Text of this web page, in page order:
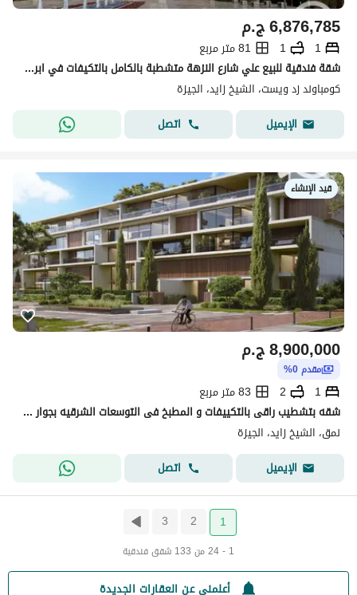
ج.م6,876,785
1
1
81 متر مربع
شقة فندقية للبيع علي شارع النزهة متشطبة بالكامل بالتكيفات في ابراج زيد الشيخ زايد من اورا
كومباوند زد ويست، الشيخ زايد، الجيزة
الإيميل
اتصل
قيد الإنشاء
ج.م8,900,000
مقدم 0%
1
2
83 متر مربع
شقه بتشطيب راقى بالتكييفات و المطبخ فى التوسعات الشرقيه بجوار فندق ماريوت و بالم باركس
نمق، الشيخ زايد، الجيزة
الإيميل
اتصل
1
2
3
1 - 24 من 133 شقق فندقية
أعلمني عن العقارات الجديدة